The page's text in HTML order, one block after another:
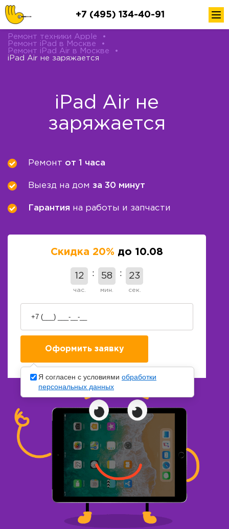
+7 (495) 134-40-91
Ремонт техники Apple
•
Ремонт iPad в Москве
•
Ремонт iPad Air в Москве
•
iPad Air не заряжается
iPad Air не
заряжается
Ремонт от 1 часа
Выезд на дом за 30 минут
Гарантия на работы и запчасти
Скидка 20% до 10.08
12
час.
58
мин.
23
сек.
Я согласен с условиями обработки
персональных данных